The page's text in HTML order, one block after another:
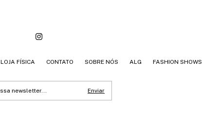
LOJA FÍSICA CONTATO SOBRE NÓS ALG FASHION SHOWS